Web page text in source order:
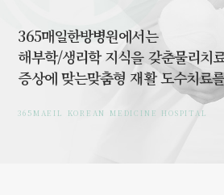
365매일한방병원에서는
해부학/생리학 지식을 갖춘물리치
증상에 맞는맞춤형 재활 도수치료
365MAEIL KOREAN MEDICINE HOSPITAL